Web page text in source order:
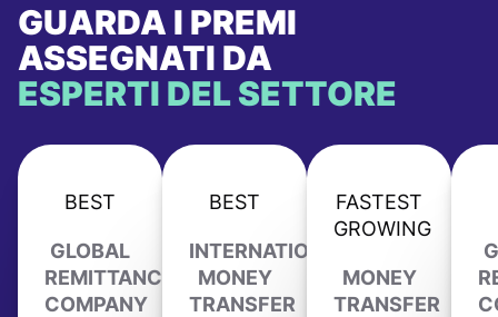
GUARDA I PREMI
ASSEGNATI DA
ESPERTI DEL SETTORE
BEST
GLOBAL
REMITTANCE
COMPANY
BEST
INTERNATIONAL
MONEY
TRANSFER
FASTEST
GROWING
MONEY
TRANSFER